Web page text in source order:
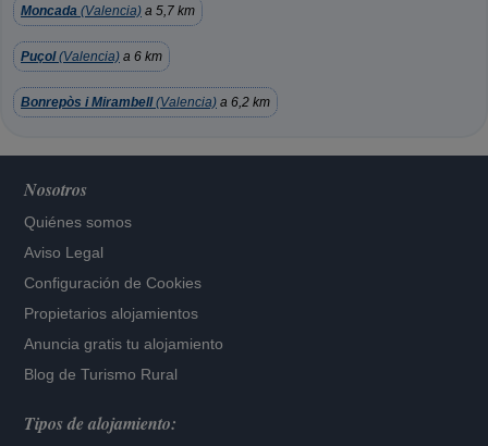
Moncada (Valencia) a 5,7 km
Puçol(Valencia) a 6 km
Bonrepòs i Mirambell(Valencia) a 6,2 km
Nosotros
Quiénes somos
Aviso Legal
Configuración de Cookies
Propietarios alojamientos
Anuncia gratis tu alojamiento
Blog de Turismo Rural
Tipos de alojamiento: